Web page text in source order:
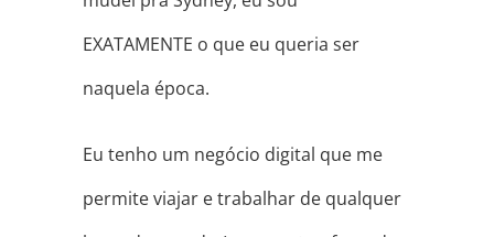
EXATAMENTE o que eu queria ser
naquela época.
Eu tenho um negócio digital que me
permite viajar e trabalhar de qualquer